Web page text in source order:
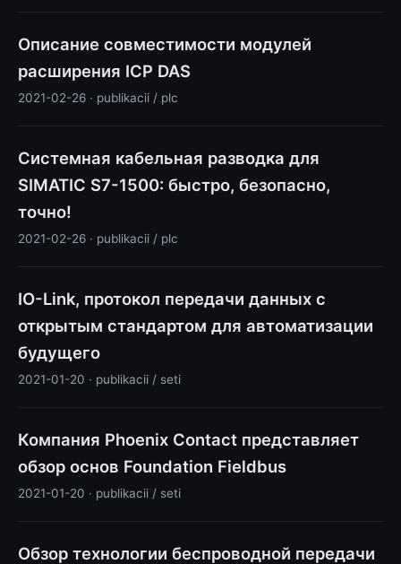
Описание совместимости модулей
расширения ICP DAS
2021-02-26 · publikacii / plc
Системная кабельная разводка для
SIMATIC S7-1500: быстро, безопасно,
точно!
2021-02-26 · publikacii / plc
IO-Link, протокол передачи данных с
открытым стандартом для автоматизации
будущего
2021-01-20 · publikacii / seti
Компания Phoenix Contact представляет
обзор основ Foundation Fieldbus
2021-01-20 · publikacii / seti
Обзор технологии беспроводной передачи